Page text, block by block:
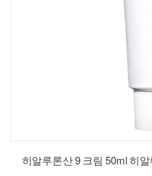
히알루론산 9 크림 50ml 히